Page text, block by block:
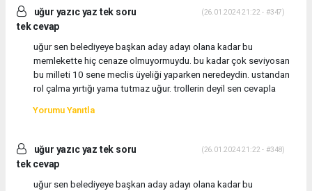
uğur yazıc yaz tek soru
tek cevap
(26.01.2024 21:22 - #347)
uğur sen belediyeye başkan aday adayı olana kadar bu
memlekette hiç cenaze olmuyormuydu. bu kadar çok seviyosan
bu milleti 10 sene meclis üyeliği yaparken neredeydin. ustandan
rol çalma yırtığı yama tutmaz uğur. trollerin deyil sen cevapla
Yorumu Yanıtla
uğur yazıc yaz tek soru
tek cevap
(26.01.2024 21:22 - #348)
uğur sen belediyeye başkan aday adayı olana kadar bu